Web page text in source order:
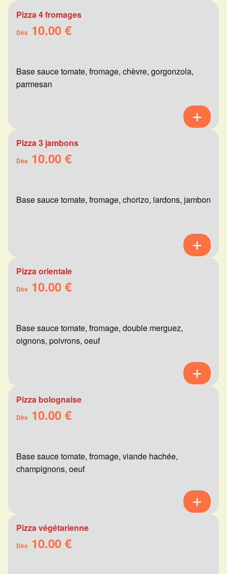
Pizza 4 fromages
Dès 10.00 €
Base sauce tomate, fromage, chèvre, gorgonzola,
parmesan
Pizza 3 jambons
Dès 10.00 €
Base sauce tomate, fromage, chorizo, lardons, jambon
Pizza orientale
Dès 10.00 €
Base sauce tomate, fromage, double merguez,
oignons, poivrons, oeuf
Pizza bolognaise
Dès 10.00 €
Base sauce tomate, fromage, viande hachée,
champignons, oeuf
Pizza végétarienne
Dès 10.00 €